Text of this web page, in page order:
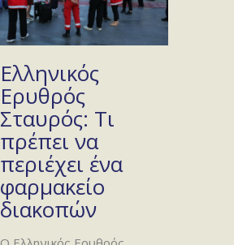
Ελληνικός
Ερυθρός
Σταυρός: Τι
πρέπει να
περιέχει ένα
φαρμακείο
διακοπών